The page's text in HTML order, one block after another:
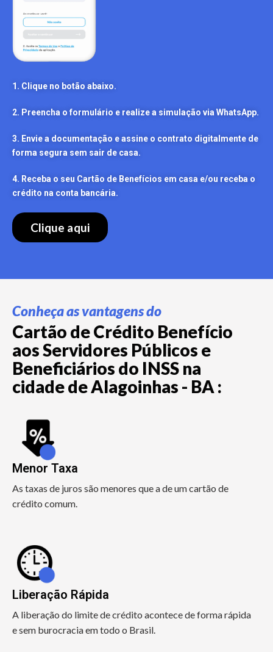
1. Clique no botão abaixo.
2. Preencha o formulário e realize a simulação via WhatsApp.
3. Envie a documentação e assine o contrato digitalmente de
forma segura sem sair de casa.
4. Receba o seu Cartão de Benefícios em casa e/ou receba o
crédito na conta bancária.
Clique aqui
Conheça as vantagens do
Cartão de Crédito Benefício
aos Servidores Públicos e
Beneficiários do INSS na
cidade de Alagoinhas - BA :
Menor Taxa
As taxas de juros são menores que a de um cartão de
crédito comum.
Liberação Rápida
A liberação do limite de crédito acontece de forma rápida
e sem burocracia em todo o Brasil.